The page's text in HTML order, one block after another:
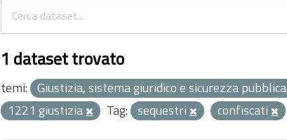
1 dataset trovato
temi: Giustizia, sistema giuridico e sicurezza pubblica
1221 giustizia
Tag: sequestri confiscati